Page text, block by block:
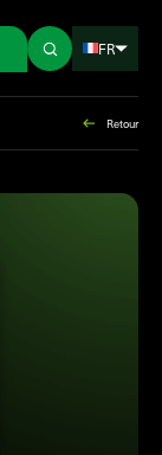
FR
Retour